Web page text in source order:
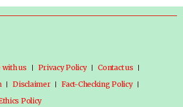
with us Privacy Policy
Contact us
Disclaimer
Fact-Checking Policy
Policy